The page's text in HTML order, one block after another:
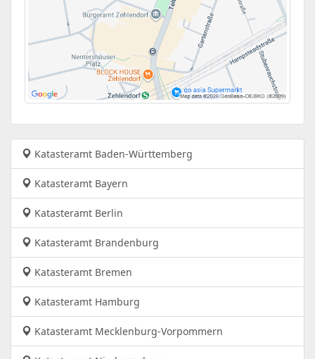
Katasteramt Baden-Württemberg
Katasteramt Bayern
Katasteramt Berlin
Katasteramt Brandenburg
Katasteramt Bremen
Katasteramt Hamburg
Katasteramt Mecklenburg-Vorpommern